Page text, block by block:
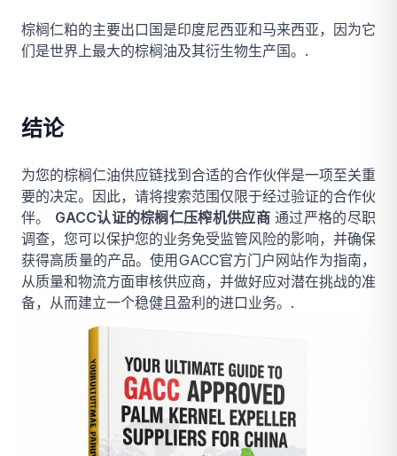
棕榈仁粕的主要出口国是印度尼西亚和马来西亚，因为它
们是世界上最大的棕榈油及其衍生物生产国。.
结论
为您的棕榈仁油供应链找到合适的合作伙伴是一项至关重
要的决定。因此，请将搜索范围仅限于经过验证的合作伙
伴。 GACC认证的棕榈仁压榨机供应商通过严格的尽职
调查，您可以保护您的业务免受监管风险的影响，并确保
获得高质量的产品。使用GACC官方门户网站作为指南，
从质量和物流方面审核供应商，并做好应对潜在挑战的准
备，从而建立一个稳健且盈利的进口业务。.